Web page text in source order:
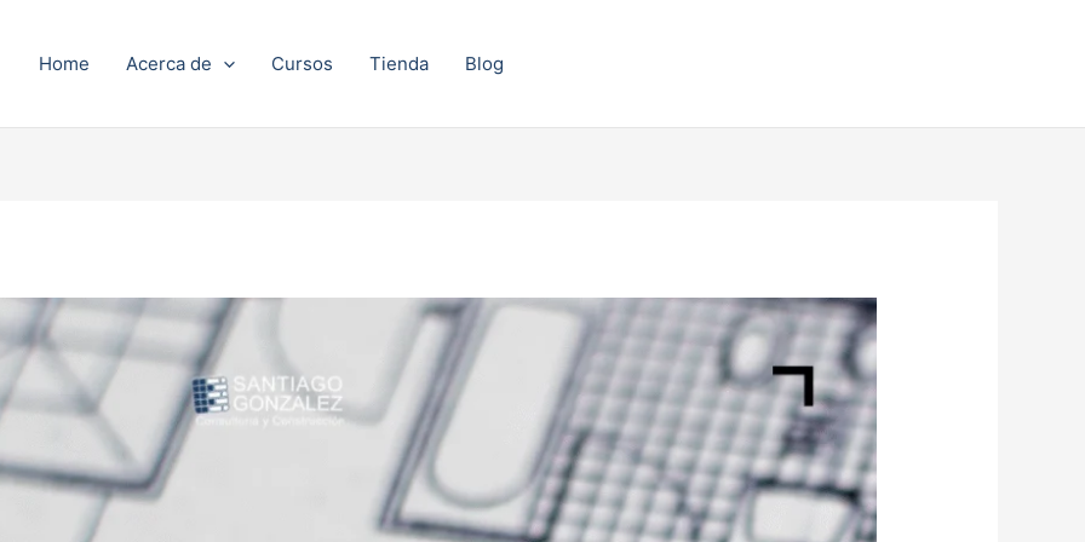
Home Acerca de Cursos Tienda Blog